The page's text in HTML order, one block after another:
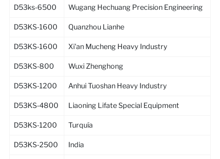
D53ks-6500 Wugang Hechuang Precision Engineering
D53KS-1600 Quanzhou Lianhe
D53KS-1600 Xi'an Mucheng Heavy Industry
D53KS-800 Wuxi Zhenghong
D53KS-1200 Anhui Tuoshan Heavy Industry
D53KS-4800 Liaoning Lifate Special Equipment
D53KS-1200 Turquía
D53KS-2500 India